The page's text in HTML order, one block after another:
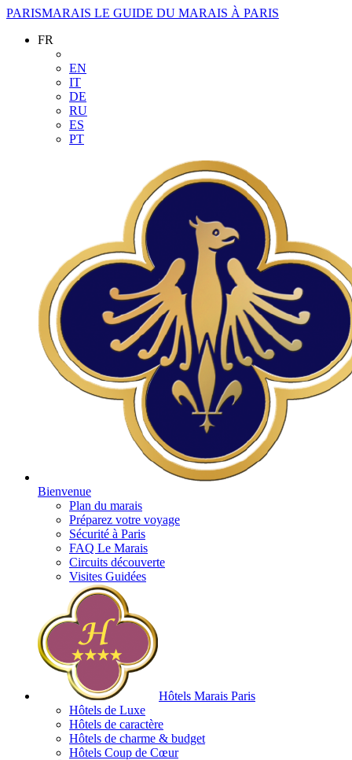
PARISMARAIS LE GUIDE DU MARAIS À PARIS
FR
EN
IT
DE
RU
ES
PT
Bienvenue
Plan du marais
Préparez votre voyage
Sécurité à Paris
FAQ Le Marais
Circuits découverte
Visites Guidées
Hôtels Marais Paris
Hôtels de Luxe
Hôtels de caractère
Hôtels de charme & budget
Hôtels Coup de Cœur